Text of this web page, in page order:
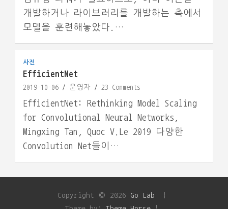
개발하거나 라이브러리를 개발하는 측에서
모델을 훈련해놓았다.…
사전
EfficientNet
2019-10-06 운영자 23 Comments
EfficientNet: Rethinking Model Scaling
for Convolutional Neural Networks,
Mingxing Tan, Quoc V.Le 2019 다양한
Convolution Net들이…
Copyright © 2026 Go Lab